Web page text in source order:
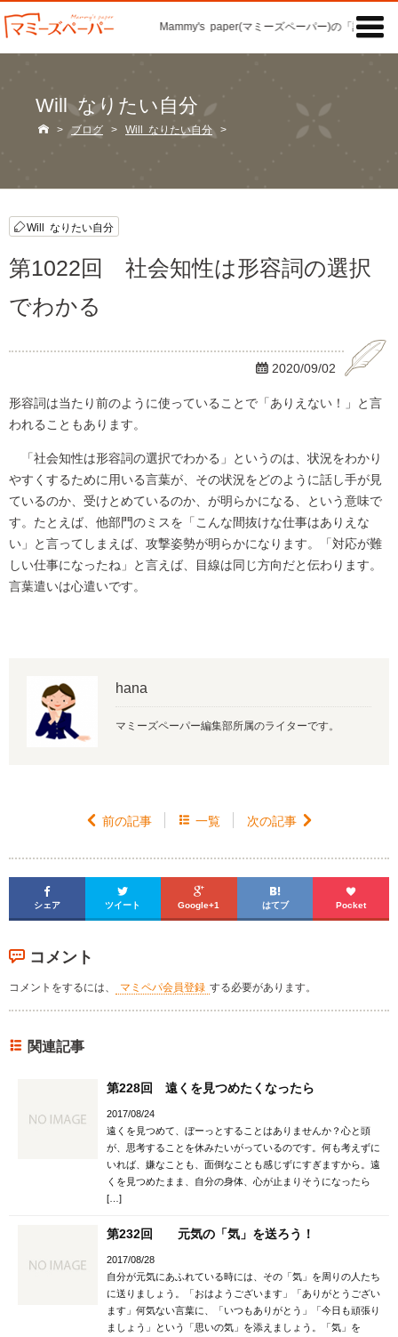
Mammy's paper(マミーズペーパー)の「記事」

Will なりたい自分
 > ブログ > Will なりたい自分 >
Will なりたい自分
第1022回 社会知性は形容詞の選択
でわかる
 2020/09/02
形容詞は当たり前のように使っていることで「ありえない！」と言
われることもあります。
「社会知性は形容詞の選択でわかる」というのは、状況をわかり
やすくするために用いる言葉が、その状況をどのように話し手が見
ているのか、受けとめているのか、が明らかになる、という意味で
す。たとえば、他部門のミスを「こんな間抜けな仕事はありえな
い」と言ってしまえば、攻撃姿勢が明らかになります。「対応が難
しい仕事になったね」と言えば、目線は同じ方向だと伝わります。
言葉遣いは心遣いです。
hana
マミーズペーパー編集部所属のライターです。
 前の記事  一覧 次の記事 

シェア

ツイート

Google+1

はてブ

Pocket
コメント
コメントをするには、 マミペパ会員登録 する必要があります。
関連記事
第228回 遠くを見つめたくなったら
2017/08/24
遠くを見つめて、ぼーっとすることはありませんか？心と頭
が、思考することを休みたいがっているのです。何も考えずに
いれば、嫌なことも、面倒なことも感じずにすぎますから。遠
くを見つめたまま、自分の身体、心が止まりそうになったら
[…]
第232回 元気の「気」を送ろう！
2017/08/28
自分が元気にあふれている時には、その「気」を周りの人たち
に送りましょう。「おはようございます」「ありがとうござい
ます」何気ない言葉に、「いつもありがとう」「今日も頑張り
ましょう」という「思いの気」を添えましょう。「気」を